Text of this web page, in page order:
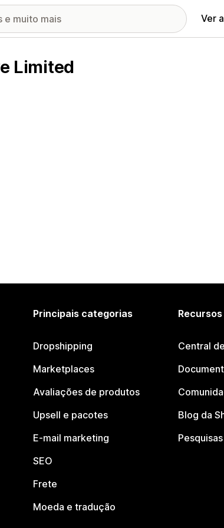
Ver
Limited
Principais categorias
Dropshipping
Marketplaces
Avaliações de produtos
Upsell e pacotes
E-mail marketing
SEO
Frete
Moeda e tradução
Recursos
Central
Blog da
Pesquisas